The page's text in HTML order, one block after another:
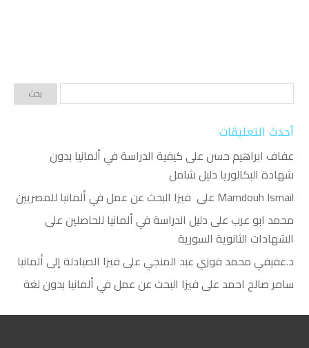
أحدث التعليقات
عفاف ابراهيم حسنعلىكيفية الدراسة في ألمانيا بدون
شهادة البكالوريا دليل شامل
Mamdouh Ismail على فيزا البحث عن عمل في ألمانيا للمصريين
محمد ابو عربعلىدليل الدراسة في ألمانيا للحاصلين على
الشهادات الثانوية السورية
د.عفيفي محمد فوزي عبد المنجيعلىفيزا الصيادلة إلى ألمانيا
سامر صالح احمد علىفيزا البحث عن عمل في ألمانيا بدون لغة